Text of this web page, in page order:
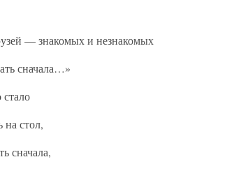
— знакомых и незнакомых
сначала…»
стол,
сначала,